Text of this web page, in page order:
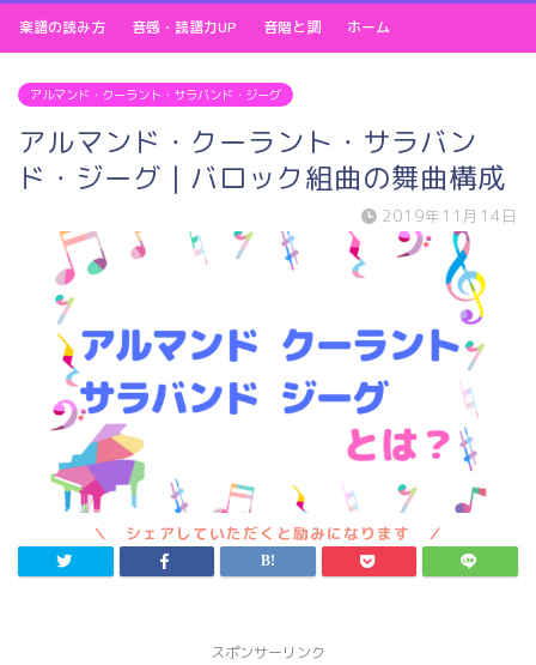
楽譜の読み方 音感・読譜力UP 音階と調 ホーム
アルマンド・クーラント・サラバンド・ジーグ
アルマンド・クーラント・サラバン
ド・ジーグ｜バロック組曲の舞曲構成
2019年11月14日
スポンサーリンク